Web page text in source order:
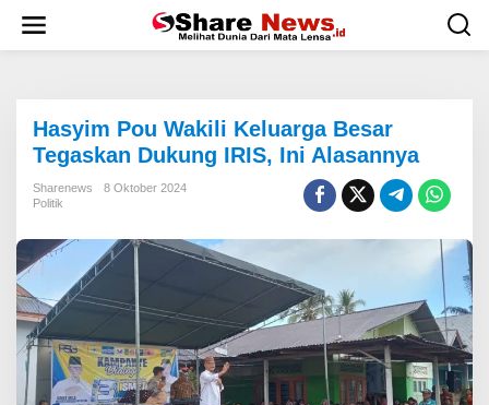
w
Hasyim Pou Wakili Keluarga Besar
Tegaskan Dukung IRIS, Ini Alasannya
Sharenews
8 Oktober 2024
Politik